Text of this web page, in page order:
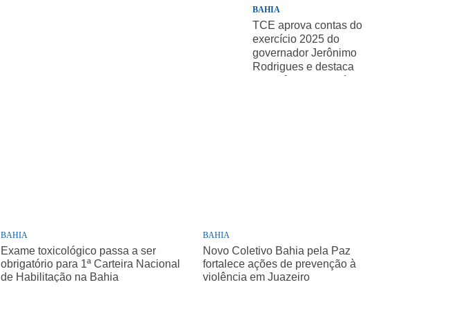
BAHIA
TCE aprova contas do
exercício 2025 do
governador Jerônimo
Rodrigues e destaca
BAHIA
Exame toxicológico passa a ser
obrigatório para 1ª Carteira Nacional
de Habilitação na Bahia
BAHIA
Novo Coletivo Bahia pela Paz
fortalece ações de prevenção à
violência em Juazeiro